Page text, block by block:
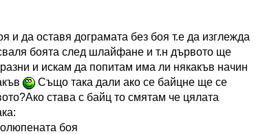
и да оставя дограмата без боя т.е да изглежда
боята след шлайфане и т.н дървото ще
и искам да попитам има ли някакъв начин
Също така дали ако се байцне ще се
става с байц то смятам че цялата
боя